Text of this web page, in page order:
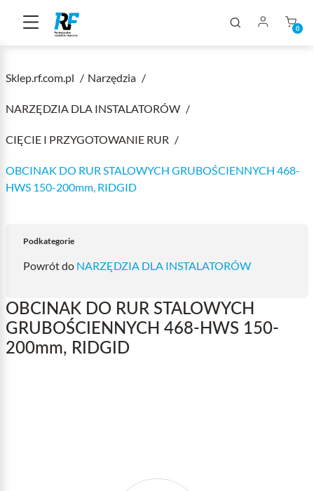
0
Sklep.rf.com.pl Narzędzia
NARZĘDZIA DLA INSTALATORÓW
CIĘCIE I PRZYGOTOWANIE RUR
OBCINAK DO RUR STALOWYCH GRUBOŚCIENNYCH 468-
HWS 150-200mm, RIDGID
Podkategorie
Powrót do NARZĘDZIA DLA INSTALATORÓW
OBCINAK DO RUR STALOWYCH
GRUBOŚCIENNYCH 468-HWS 150-
200mm, RIDGID